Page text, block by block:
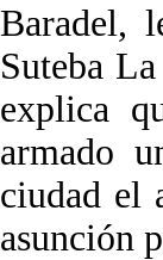
Baradel,
Suteba
explica
armado
ciudad el
asunción